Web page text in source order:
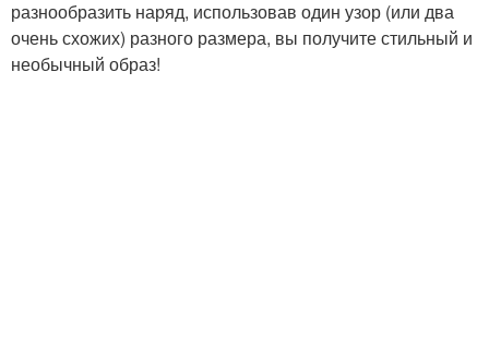
разнообразить наряд, использовав один узор (или два
очень схожих) разного размера, вы получите стильный и
необычный образ!